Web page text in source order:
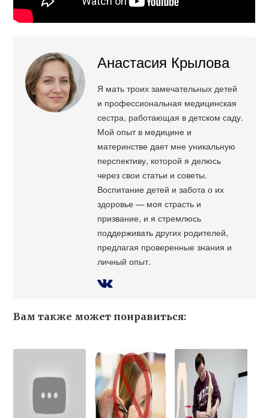
Анастасия Крылова
Я мать троих замечательных детей
и профессиональная медицинская
сестра, работающая в детском саду.
Мой опыт в медицине и
материнстве дает мне уникальную
перспективу, которой я делюсь
через свои статьи и советы.
Воспитание детей и забота о их
здоровье — моя страсть и
призвание, и я стремлюсь
поддерживать других родителей,
предлагая проверенные знания и
личный опыт.
Вам также может понравиться: